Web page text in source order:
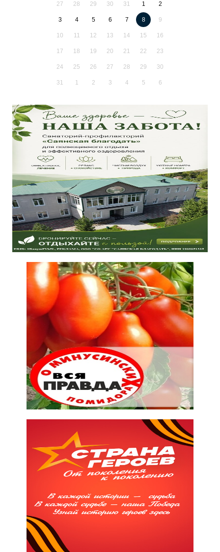
27 28 29 30 31 1 2
3 4 5 6 7 8 9
10 11 12 13 14 15 16
17 18 19 20 21 22 23
24 25 26 27 28 29 30
31 1 2 3 4 5 6